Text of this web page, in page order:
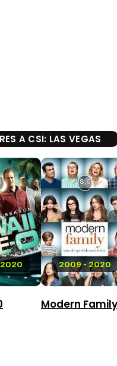
A CSI: LAS VEGAS
2009 - 2020
8,6
Modern Family